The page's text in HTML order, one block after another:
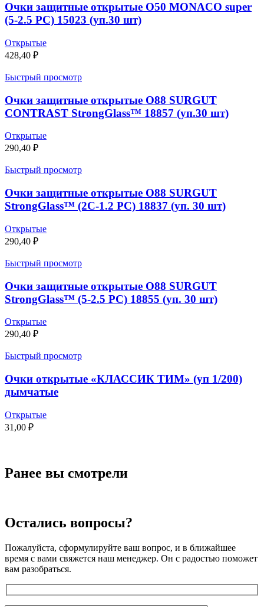
Очки защитные открытые О50 MONACO super
(5-2.5 PC) 15023 (уп.30 шт)
Открытые
428,40 ₽
Быстрый просмотр
Очки защитные открытые О88 SURGUT
CONTRAST StrongGlass™ 18857 (уп.30 шт)
Открытые
290,40 ₽
Быстрый просмотр
Очки защитные открытые О88 SURGUT
StrongGlass™ (2C-1.2 РС) 18837 (уп. 30 шт)
Открытые
290,40 ₽
Быстрый просмотр
Очки защитные открытые О88 SURGUT
StrongGlass™ (5-2.5 РС) 18855 (уп. 30 шт)
Открытые
290,40 ₽
Быстрый просмотр
Очки открытые «КЛАССИК ТИМ» (уп 1/200)
дымчатые
Открытые
31,00 ₽
Ранее вы смотрели
Остались вопросы?
Пожалуйста, сформулируйте ваш вопрос, и в ближайшее
время с вами свяжется наш менеджер. Он с радостью поможет
вам разобраться.